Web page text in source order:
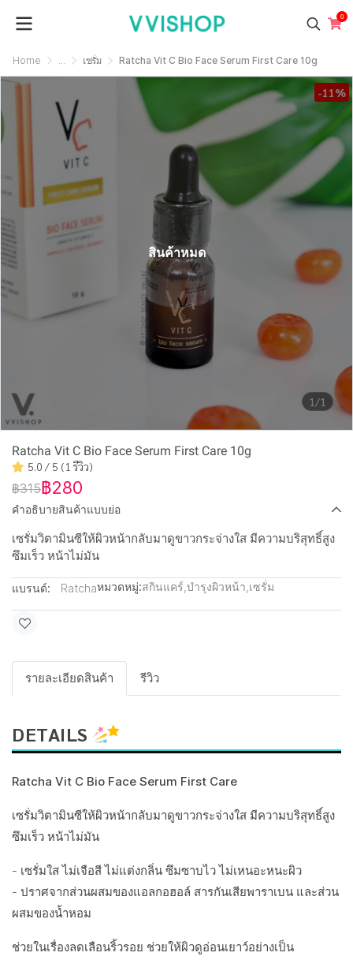
0
Home ... เซรั่ม Ratcha Vit C Bio Face Serum First Care 10g
1/1
-11%
สินค้าหมด
Ratcha Vit C Bio Face Serum First Care 10g
5.0 / 5 (1 รีวิว)
฿315฿280
คำอธิบายสินค้าแบบย่อ
เซรั่มวิตามินซีให้ผิวหน้ากลับมาดูขาวกระจ่างใส มีความบริสุทธิ์สูง
ซึมเร็ว หน้าไม่มัน
แบรนด์: Ratchaหมวดหมู่:สกินแคร์ บำรุงผิวหน้า เซรั่ม
รายละเอียดสินค้า รีวิว
DETAILS
Ratcha Vit C Bio Face Serum First Care
เซรั่มวิตามินซีให้ผิวหน้ากลับมาดูขาวกระจ่างใส มีความบริสุทธิ์สูง
ซึมเร็ว หน้าไม่มัน
- เซรั่มใส ไม่เจือสี ไม่แต่งกลิ่น ซึมซาบไว ไม่เหนอะหนะผิว
- ปราศจากส่วนผสมของแอลกอฮอล์ สารกันเสียพาราเบน และส่วน
ผสมของน้ำหอม
ช่วยในเรื่องลดเลือนริ้วรอย ช่วยให้ผิวดูอ่อนเยาว์อย่างเป็น